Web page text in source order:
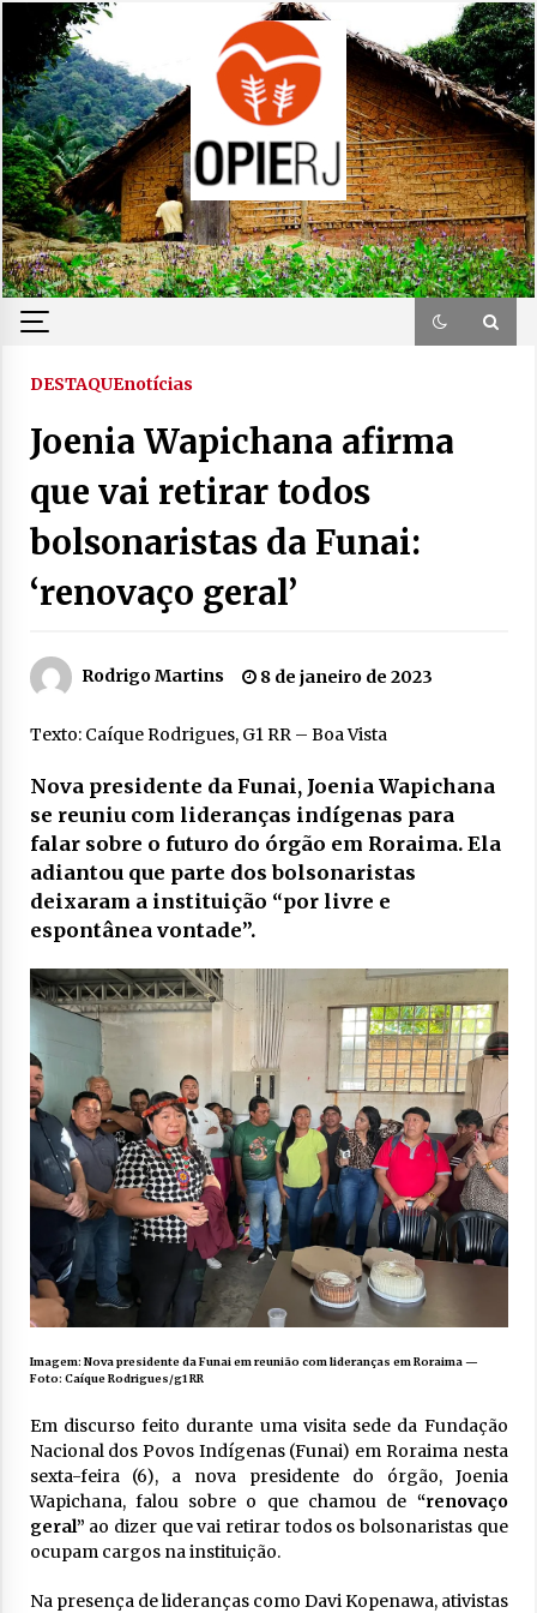
content
DESTAQUEnotícias
Joenia Wapichana afirma
que vai retirar todos
bolsonaristas da Funai:
‘renovaço geral’
Rodrigo Martins 8 de janeiro de 2023
Texto: Caíque Rodrigues, G1 RR – Boa Vista
Nova presidente da Funai, Joenia Wapichana
se reuniu com lideranças indígenas para
falar sobre o futuro do órgão em Roraima. Ela
adiantou que parte dos bolsonaristas
deixaram a instituição “por livre e
espontânea vontade”.
Imagem: Nova presidente da Funai em reunião com lideranças em Roraima —
Foto: Caíque Rodrigues/g1 RR
Em discurso feito durante uma visita sede da Fundação
Nacional dos Povos Indígenas (Funai) em Roraima nesta
sexta-feira (6), a nova presidente do órgão, Joenia
Wapichana, falou sobre o que chamou de “renovaço
geral” ao dizer que vai retirar todos os bolsonaristas que
ocupam cargos na instituição.
Na presença de lideranças como Davi Kopenawa, ativistas